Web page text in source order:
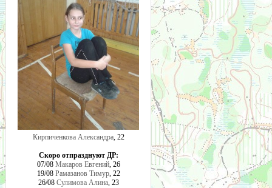
Кирпиченкова Александра, 22
Скоро отпразднуют ДР:
07/08 Макаров Евгений, 26
19/08 Рамазанов Тимур, 22
26/08 Сулимова Алина, 23